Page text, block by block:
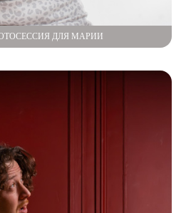
ДЛЯ МАРИИ